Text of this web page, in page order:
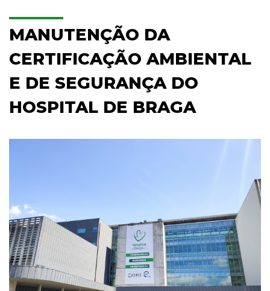
MANUTENÇÃO DA
CERTIFICAÇÃO AMBIENTAL
E DE SEGURANÇA DO
HOSPITAL DE BRAGA